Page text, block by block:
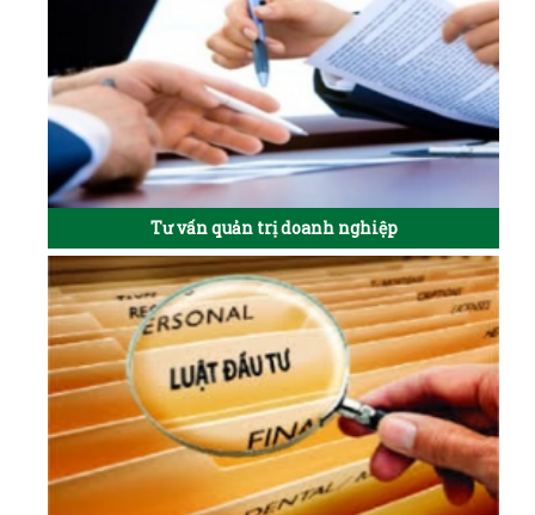
Tư vấn quản trị doanh nghiệp